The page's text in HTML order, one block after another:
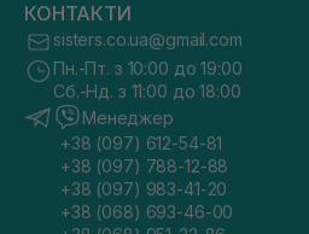
КОНТАКТИ
sisters.co.ua@gmail.com
Пн.-Пт. з 10:00 до 19:00
Сб.-Нд. з 11:00 до 18:00
Менеджер
+38 (097) 612-54-81
+38 (097) 788-12-88
+38 (097) 983-41-20
+38 (068) 693-46-00